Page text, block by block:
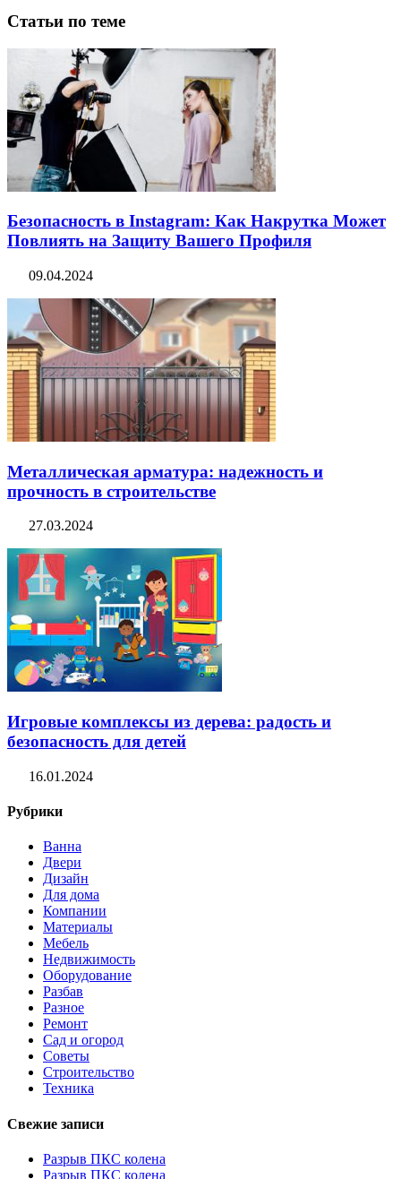
Статьи по теме
Безопасность в Instagram: Как Накрутка Может
Повлиять на Защиту Вашего Профиля
09.04.2024
Металлическая арматура: надежность и
прочность в строительстве
27.03.2024
Игровые комплексы из дерева: радость и
безопасность для детей
16.01.2024
Рубрики
Ванна
Двери
Дизайн
Для дома
Компании
Материалы
Мебель
Недвижимость
Оборудование
Разбав
Разное
Ремонт
Сад и огород
Советы
Строительство
Техника
Свежие записи
Разрыв ПКС колена
Разрыв ПКС колена